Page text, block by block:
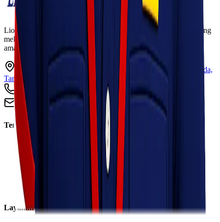
Lionel Express adalah perusahaan jasa pengiriman terpercaya yang
melayani pengiriman barang ke seluruh Indonesia dengan cepat,
aman, dan harga kompetitif.
Ruko Garden Square Blok G No. 11-12 Jurumudi baru, Benda,
Tangerang, Banten 15124
+62 813 8838 8182
info@lionelexpress.com
Tentang Kami
Tentang Kami
Visi & Misi
Sosial Perusahaan
Cabang
Informasi
Layanan